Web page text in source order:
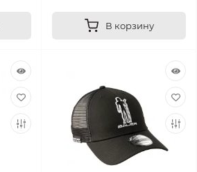
В корзину